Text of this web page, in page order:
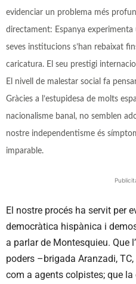
evidenciar un problema més
directament: Espanya experimenta
seves institucions s’han rebaixat
caricatura. El seu prestigi
El nivell de malestar social fa
Gràcies a l’estupidesa de molts
nacionalisme banal, no semblen
nostre independentisme és
imparable.
El nostre procés ha servit per
democràtica hispànica i
a parlar de Montesquieu. Que
poders –brigada Aranzadi,
com a agents colpistes; que